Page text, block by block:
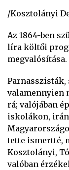
/Kosztolányi
Az 1864-ben
líra költői
megvalósítása.
valamennyien
rá; valójában
iskolákon,
tette ismertté,
Kosztolányi,
valóban